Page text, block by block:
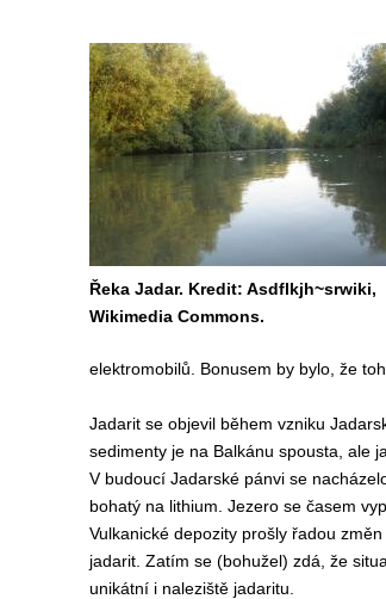
Řeka Jadar. Kredit: Asdflkjh~srwiki,
Wikimedia Commons.
elektromobilů. Bonusem by bylo, že
Jadarit se objevil během vzniku
sedimenty je na Balkánu spousta, ale
V budoucí Jadarské pánvi se
bohatý na lithium. Jezero se časem
Vulkanické depozity prošly řadou
jadarit. Zatím se (bohužel) zdá, že
unikátní i naleziště jadaritu.